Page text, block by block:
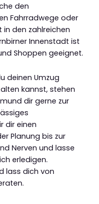
den
Fahrradwege oder
in den zahlreichen
Innenstadt ist
Shoppen geeignet.
deinen Umzug
kannst, stehen
dir gerne zur
dir einen
Planung bis zur
Nerven und lasse
erledigen.
lass dich von